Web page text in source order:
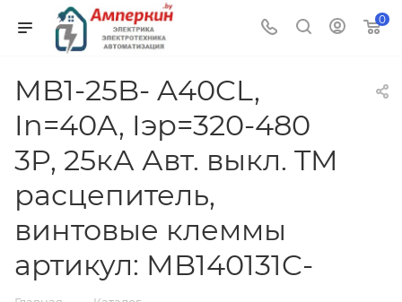
0
MB1-25B- A40CL,
In=40A, Iэр=320-480
3P, 25кА Авт. выкл. TM
расцепитель,
винтовые клеммы
артикул: MB140131C-